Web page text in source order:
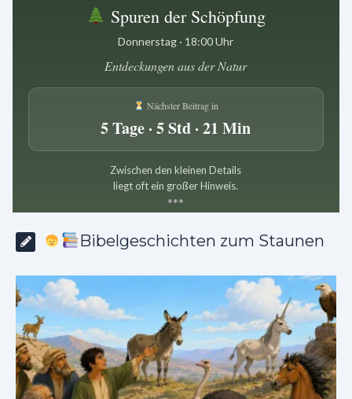
Spuren der Schöpfung
Donnerstag · 18:00 Uhr
Entdeckungen aus der Natur
Nächster Beitrag in
5 Tage · 5 Std · 21 Min
Zwischen den kleinen Details
liegt oft ein großer Hinweis.
***
Bibelgeschichten zum Staunen